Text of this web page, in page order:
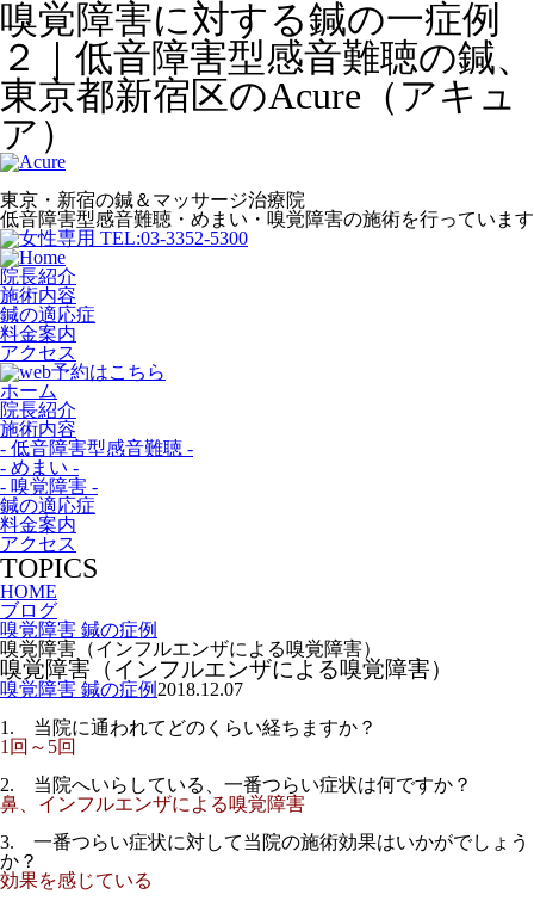
嗅覚障害に対する鍼の一症例
２｜低音障害型感音難聴の鍼、
東京都新宿区のAcure（アキュ
ア）
東京・新宿の鍼＆マッサージ治療院
低音障害型感音難聴・めまい・嗅覚障害の施術を行っています
院長紹介
施術内容
鍼の適応症
料金案内
アクセス
ホーム
院長紹介
施術内容
- 低音障害型感音難聴 -
- めまい -
- 嗅覚障害 -
鍼の適応症
料金案内
アクセス
TOPICS
HOME
ブログ
嗅覚障害 鍼の症例
嗅覚障害（インフルエンザによる嗅覚障害）
嗅覚障害（インフルエンザによる嗅覚障害）
嗅覚障害 鍼の症例 2018.12.07
1. 当院に通われてどのくらい経ちますか？
1回～5回
2. 当院へいらしている、一番つらい症状は何ですか？
鼻、インフルエンザによる嗅覚障害
3. 一番つらい症状に対して当院の施術効果はいかがでしょう
か？
効果を感じている